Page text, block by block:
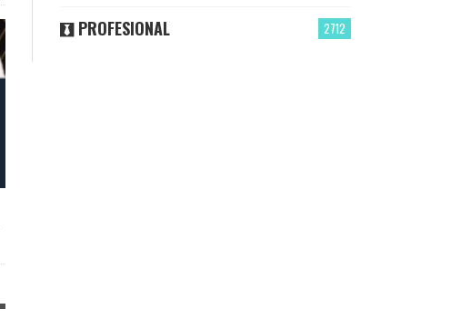
2712
PROFESIONAL